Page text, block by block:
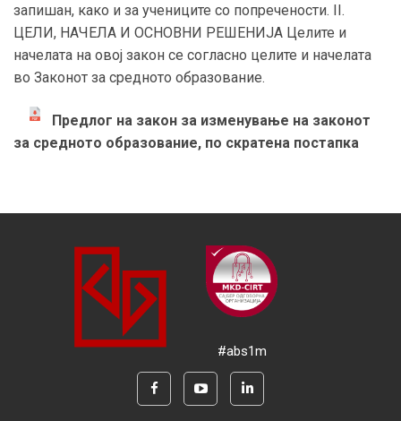
запишан, како и за учениците со попречености. II.
ЦЕЛИ, НАЧЕЛА И ОСНОВНИ РЕШЕНИЈА Целите и
начелата на овој закон се согласно целите и начелата
во Законот за средното образование.
Предлог на закон за изменување на законот
за средното образование, по скратена постапка
#abs1m